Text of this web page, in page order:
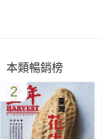
序。讓我們看見
態度。」有時候，
導遊 Daniel 花了
常；瀚世旅行社的
自己的節奏；創作
本類暢銷榜
2